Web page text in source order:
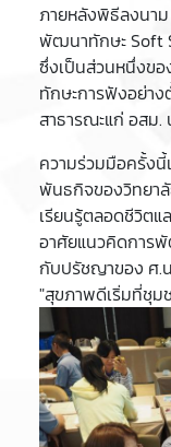
ภายหลังพิธีลงนาม
พัฒนาทักษะ Soft
ซึ่งเป็นส่วนหนึ่งขอ
ทักษะการฟังอย่าง
สาธารณะแก่ อสม
ความร่วมมือครั้ง
พันธกิจของวิทยา
เรียนรู้ตลอดชีวิต
อาศัยแนวคิดการ
กับปรัชญาของ ศ.
"สุขภาพดีเริ่มที่ชุม